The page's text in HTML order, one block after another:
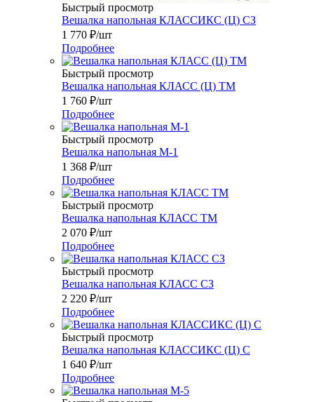
Быстрый просмотр
Вешалка напольная КЛАССИКС (Ц) СЗ
1 770 ₽/шт
Подробнее
Быстрый просмотр
Вешалка напольная КЛАСС (Ц) ТМ
1 760 ₽/шт
Подробнее
Быстрый просмотр
Вешалка напольная М-1
1 368 ₽/шт
Подробнее
Быстрый просмотр
Вешалка напольная КЛАСС ТМ
2 070 ₽/шт
Подробнее
Быстрый просмотр
Вешалка напольная КЛАСС СЗ
2 220 ₽/шт
Подробнее
Быстрый просмотр
Вешалка напольная КЛАССИКС (Ц) С
1 640 ₽/шт
Подробнее